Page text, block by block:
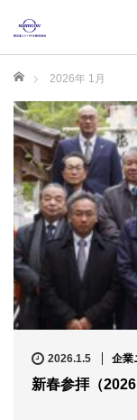
ホーム 2026年 1月
2026.1.5 企業
新春参拝（2026